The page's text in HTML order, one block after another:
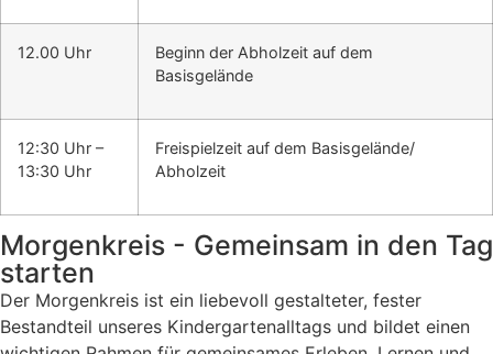
12.00 Uhr
Beginn der Abholzeit auf dem
Basisgelände
12:30 Uhr –
13:30 Uhr
Freispielzeit auf dem Basisgelände/
Abholzeit
Morgenkreis - Gemeinsam in den Tag
starten
Der Morgenkreis ist ein liebevoll gestalteter, fester
Bestandteil unseres Kindergartenalltags und bildet einen